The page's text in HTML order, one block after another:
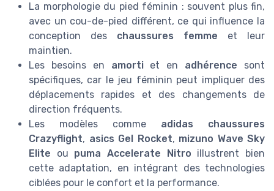
La morphologie du pied féminin : souvent plus fin,
avec un cou-de-pied différent, ce qui influence la
conception des chaussures femme et leur
maintien.
Les besoins en amortiet en adhérence sont
spécifiques, car le jeu féminin peut impliquer des
déplacements rapides et des changements de
direction fréquents.
Les modèles comme adidas chaussures
Crazyflight, asics Gel Rocket, mizuno Wave Sky
Elite ou puma Accelerate Nitro illustrent bien
cette adaptation, en intégrant des technologies
ciblées pour le confort et la performance.